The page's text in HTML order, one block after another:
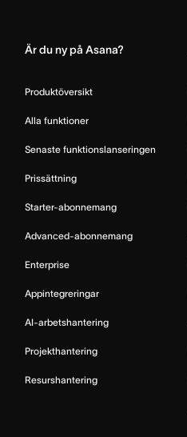
Är du ny på Asana?
Produktöversikt
Alla funktioner
Senaste funktionslanseringen
Prissättning
Starter-abonnemang
Advanced-abonnemang
Enterprise
Appintegreringar
AI-arbetshantering
Projekthantering
Resurshantering